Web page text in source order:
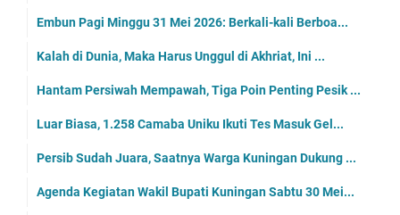
Embun Pagi Minggu 31 Mei 2026: Berkali-kali Berboa...
Kalah di Dunia, Maka Harus Unggul di Akhriat, Ini ...
Hantam Persiwah Mempawah, Tiga Poin Penting Pesik ...
Luar Biasa, 1.258 Camaba Uniku Ikuti Tes Masuk Gel...
Persib Sudah Juara, Saatnya Warga Kuningan Dukung ...
Agenda Kegiatan Wakil Bupati Kuningan Sabtu 30 Mei...